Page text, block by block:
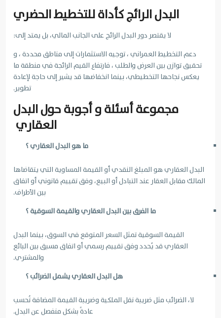
البدل الرائج كأداة للتخطيط الحضري
لا يقتصر دور البدل الرائج على الجانب المالي، بل يمتد إلى:
دعم التخطيط العمراني ، توجيه الاستثمارات إلى مناطق محددة ، و
تحقيق توازن بين العرض والطلب ، فارتفاع القيم الرائجة في منطقة ما
يعكس نجاحها التخطيطي، بينما انخفاضها قد يشير إلى حاجة لإعادة
تطوير.
مجموعة أسئلة و أجوبة حول البدل
العقاري
ما هو البدل العقاري ؟
البدل العقاري هو المبلغ النقدي أو القيمة المساوية التي يتقاضاها
المالك مقابل العقار عند التبادل أو البيع، وفق تقييم قانوني أو اتفاق
بين الأطراف.
ما الفرق بين البدل العقاري والقيمة السوقية ؟
القيمة السوقية تمثل السعر المتوقع في السوق، بينما البدل
العقاري قد يُحدد وفق تقييم رسمي أو اتفاق مسبق بين البائع
والمشتري.
هل البدل العقاري يشمل الضرائب ؟
لا، الضرائب مثل ضريبة نقل الملكية وضريبة القيمة المضافة تُحسب
عادةً بشكل منفصل عن البدل.